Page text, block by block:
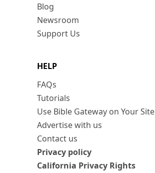
Blog
Newsroom
Support Us
HELP
FAQs
Tutorials
Use Bible Gateway on Your Site
Advertise with us
Contact us
Privacy policy
California Privacy Rights